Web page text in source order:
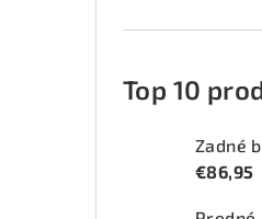
Top 10
€86,95